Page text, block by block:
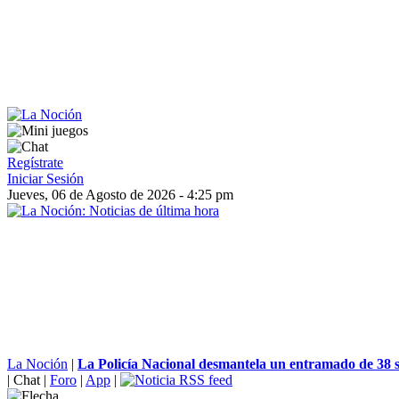
Regístrate
Iniciar Sesión
Jueves, 06 de Agosto de 2026 - 4:25 pm
La Noción | La Policía Nacional desmantela un entramado de 38
| Chat | Foro | App |